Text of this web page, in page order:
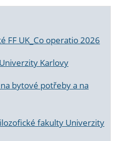
FF UK_Co operatio 2026
Karlovy
bytové potřeby a na
fakulty Univerzity